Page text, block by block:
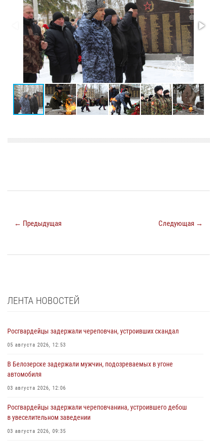
← Предыдущая Следующая →
ЛЕНТА НОВОСТЕЙ
Росгвардейцы задержали череповчан, устроивших скандал
05 августа 2026, 12:53
В Белозерске задержали мужчин, подозреваемых в угоне
автомобиля
03 августа 2026, 12:06
Росгвардейцы задержали череповчанина, устроившего дебош
в увеселительном заведении
03 августа 2026, 09:35